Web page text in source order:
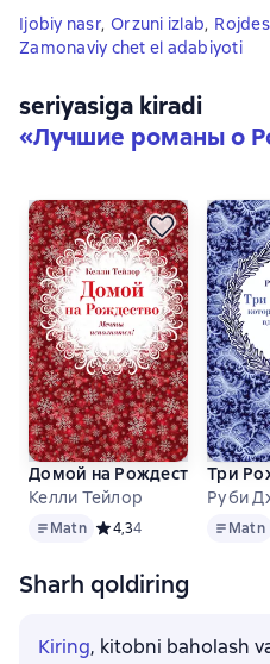
Ijobiy nasr, Orzuni izlab,
Zamonaviy chet el adabiyoti
seriyasiga kiradi
«Лучшие романы о
Домой на Рождество
Келли Тейлор
MatnMatn Средний рейтинг 4,3 на
4,34
Три
Руби
MatnMatn
Sharh qoldiring
Kiring, kitobni baholash